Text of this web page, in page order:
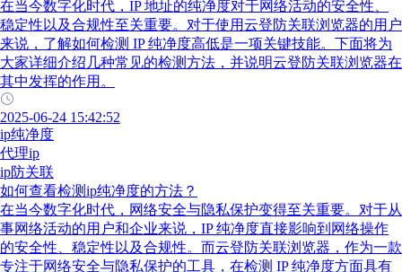
在当今数字化时代，IP 地址的纯净度对于网络活动的安全性、
稳定性以及合规性至关重要。对于使用云登防关联浏览器的用户
来说，了解如何检测 IP 纯净度高低是一项关键技能。下面将为
大家详细介绍几种常见的检测方法，并说明云登防关联浏览器在
其中发挥的作用。
2025-06-24 15:42:52
ip纯净度
代理ip
ip防关联
如何查看检测ip纯净度的方法？
在当今数字化时代，网络安全与隐私保护变得至关重要。对于从
事网络活动的用户和企业来说，IP 纯净度直接影响到网络操作
的安全性、稳定性以及合规性。而云登防关联浏览器，作为一款
专注于网络安全与隐私保护的工具，在检测 IP 纯净度方面具有